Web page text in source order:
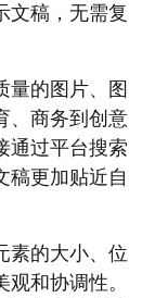
文稿，无需复
量的图片、图
、商务到创意
通过平台搜索
稿更加贴近自
素的大小、位
和协调性。